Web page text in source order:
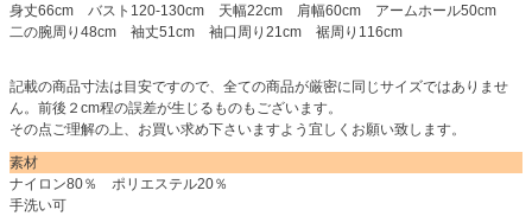
身丈66cm バスト120-130cm 天幅22cm 肩幅60cm アームホール50cm
二の腕周り48cm 袖丈51cm 袖口周り21cm 裾周り116cm
記載の商品寸法は目安ですので、全ての商品が厳密に同じサイズではありませ
ん。前後２cm程の誤差が生じるものもございます。
その点ご理解の上、お買い求め下さいますよう宜しくお願い致します。
素材
ナイロン80％ ポリエステル20％
手洗い可